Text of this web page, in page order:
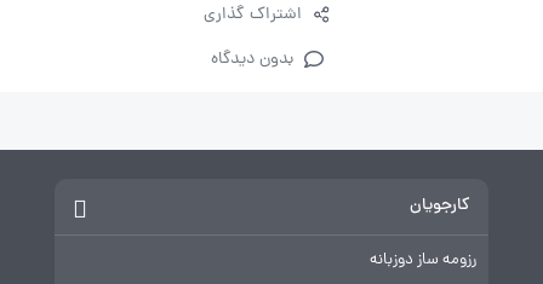
اشتراک گذاری
بدون دیدگاه
کارجویان
رزومه ساز دوزبانه